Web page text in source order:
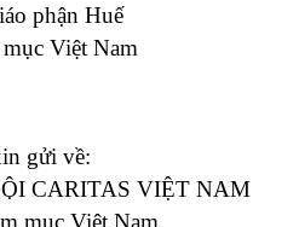
phận Huế
Việt Nam
gửi về:
CARITAS VIỆT NAM
mục Việt Nam